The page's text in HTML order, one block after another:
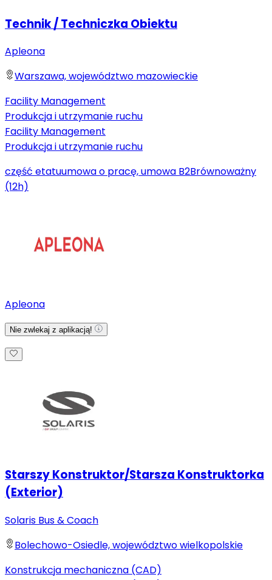
Technik / Techniczka Obiektu
Apleona
Warszawa, województwo mazowieckie
Facility Management
Produkcja i utrzymanie ruchu
Facility Management
Produkcja i utrzymanie ruchu
część etatuumowa o pracę, umowa B2Brównoważny
(12h)
Apleona
Nie zwlekaj z aplikacją!
Starszy Konstruktor/Starsza Konstruktorka
(Exterior)
Solaris Bus & Coach
Bolechowo-Osiedle, województwo wielkopolskie
Konstrukcja mechaniczna (CAD)